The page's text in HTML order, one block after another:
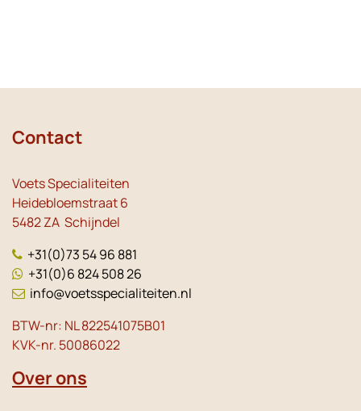
Contact
Voets Specialiteiten
Heidebloemstraat 6
5482 ZA Schijndel
+31(0)73 54 96 881
+31(0)6 824 508 26
info@voetsspecialiteiten.nl
BTW-nr: NL 822541075B01
KVK-nr. 50086022
Over ons